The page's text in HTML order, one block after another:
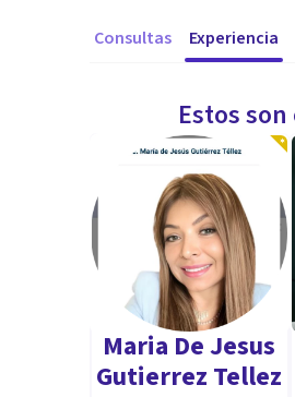
Consultas Experiencia
Estos
Maria De Jesus
Gutierrez Tellez